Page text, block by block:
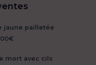
jaune pailletée
€
mort avec cils